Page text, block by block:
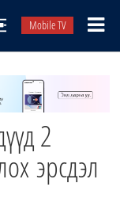
Mobile TV
2
эрсдэл